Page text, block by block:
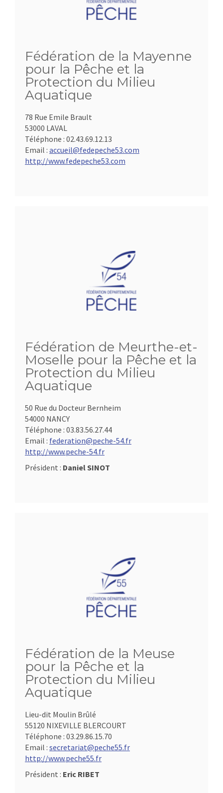
Fédération de la Mayenne
pour la Pêche et la
Protection du Milieu
Aquatique
78 Rue Emile Brault
53000 LAVAL
Téléphone : 02.43.69.12.13
Email : accueil@fedepeche53.com
http://www.fedepeche53.com
Fédération de Meurthe-et-
Moselle pour la Pêche et la
Protection du Milieu
Aquatique
50 Rue du Docteur Bernheim
54000 NANCY
Téléphone : 03.83.56.27.44
Email : federation@peche-54.fr
http://www.peche-54.fr
Président : Daniel SINOT
Fédération de la Meuse
pour la Pêche et la
Protection du Milieu
Aquatique
Lieu-dit Moulin Brûlé
55120 NIXEVILLE BLERCOURT
Téléphone : 03.29.86.15.70
Email : secretariat@peche55.fr
http://www.peche55.fr
Président : Eric RIBET